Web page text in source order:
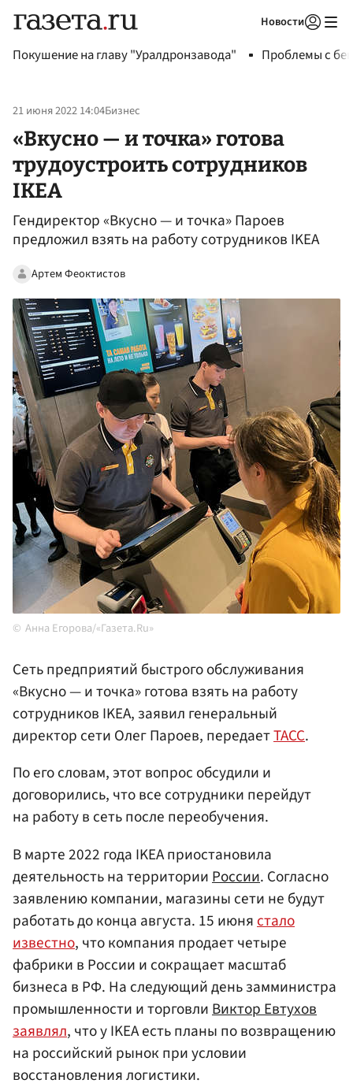
Новости
Покушение на главу "Уралдронзавода" Проблемы с
21 июня 2022 14:04Бизнес
«Вкусно — и точка» готова
трудоустроить сотрудников
IKEA
Гендиректор «Вкусно — и точка» Пароев
предложил взять на работу сотрудников IKEA
Артем Феоктистов
Анна Егорова/«Газета.Ru»
Сеть предприятий быстрого обслуживания
«Вкусно — и точка» готова взять на работу
сотрудников IKEA, заявил генеральный
директор сети Олег Пароев, передаетТАСС.
По его словам, этот вопрос обсудили и
договорились, что все сотрудники перейдут
на работу в сеть после переобучения.
В марте 2022 года IKEA приостановила
деятельность на территории России. Согласно
заявлению компании, магазины сети не будут
работать до конца августа. 15 июня стало
известно, что компания продает четыре
фабрики в России и сокращает масштаб
бизнеса в РФ. На следующий день замминистра
промышленности и торговли Виктор Евтухов
заявлял, что у IKEA есть планы по возвращению
на российский рынок при условии
восстановления логистики.